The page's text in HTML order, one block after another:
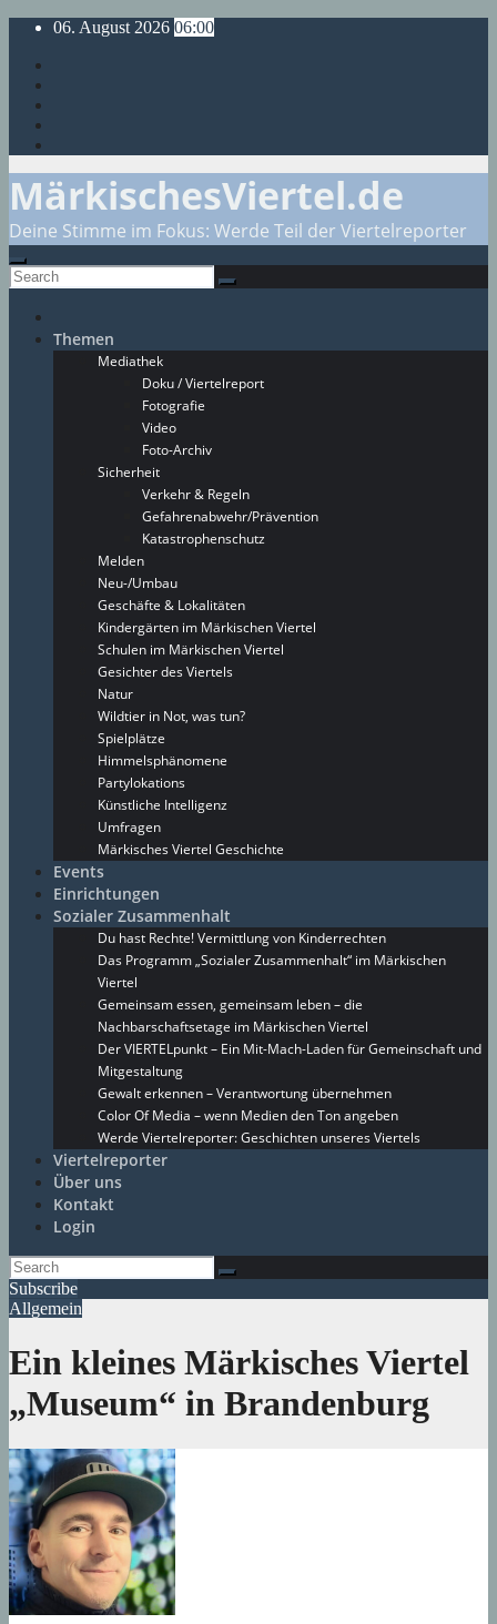
Skip
content
06. August 2026 06:00
MärkischesViertel.de
Deine Stimme im Fokus: Werde Teil der Viertelreporter
Themen
Mediathek
Doku / Viertelreport
Fotografie
Video
Foto-Archiv
Sicherheit
Verkehr & Regeln
Gefahrenabwehr/Prävention
Katastrophenschutz
Melden
Neu-/Umbau
Geschäfte & Lokalitäten
Kindergärten im Märkischen Viertel
Schulen im Märkischen Viertel
Gesichter des Viertels
Natur
Wildtier in Not, was tun?
Spielplätze
Himmelsphänomene
Partylokations
Künstliche Intelligenz
Umfragen
Märkisches Viertel Geschichte
Events
Einrichtungen
Sozialer Zusammenhalt
Du hast Rechte! Vermittlung von Kinderrechten
Das Programm „Sozialer Zusammenhalt“ im Märkischen
Viertel
Gemeinsam essen, gemeinsam leben – die
Nachbarschaftsetage im Märkischen Viertel
Der VIERTELpunkt – Ein Mit-Mach-Laden für Gemeinschaft und
Mitgestaltung
Gewalt erkennen – Verantwortung übernehmen
Color Of Media – wenn Medien den Ton angeben
Werde Viertelreporter: Geschichten unseres Viertels
Viertelreporter
Über uns
Kontakt
Login
Subscribe
Allgemein
Ein kleines Märkisches Viertel
„Museum“ in Brandenburg